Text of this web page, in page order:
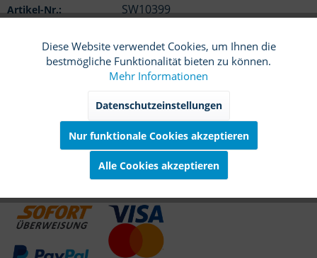
Artikel-Nr.: SW10399
Beschreibung
So einfach buchen Sie die X Screen Reparatur bei My
Phone Repair Mit nur wenigen Klicks...mehr
Zahlungsmöglichkeiten
Funktionale Aktiv
Tracking Inaktiv
Diese Website verwendet Cookies, um Ihnen die
bestmögliche Funktionalität bieten zu können.
Mehr Informationen
Datenschutzeinstellungen
Nur funktionale Cookies akzeptieren
Alle Cookies akzeptieren